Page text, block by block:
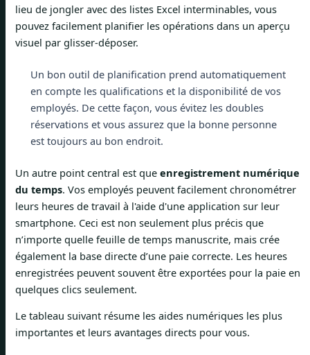
lieu de jongler avec des listes Excel interminables, vous
pouvez facilement planifier les opérations dans un aperçu
visuel par glisser-déposer.
Un bon outil de planification prend automatiquement
en compte les qualifications et la disponibilité de vos
employés. De cette façon, vous évitez les doubles
réservations et vous assurez que la bonne personne
est toujours au bon endroit.
Un autre point central est que enregistrement numérique
du temps. Vos employés peuvent facilement chronométrer
leurs heures de travail à l'aide d'une application sur leur
smartphone. Ceci est non seulement plus précis que
n’importe quelle feuille de temps manuscrite, mais crée
également la base directe d’une paie correcte. Les heures
enregistrées peuvent souvent être exportées pour la paie en
quelques clics seulement.
Le tableau suivant résume les aides numériques les plus
importantes et leurs avantages directs pour vous.